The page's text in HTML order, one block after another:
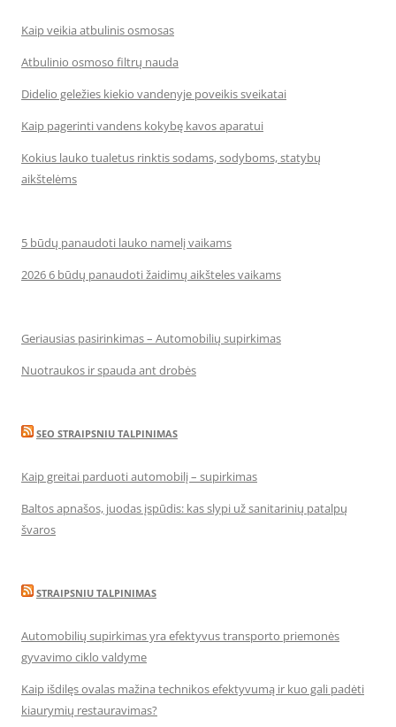
Kaip veikia atbulinis osmosas
Atbulinio osmoso filtrų nauda
Didelio geležies kiekio vandenyje poveikis sveikatai
Kaip pagerinti vandens kokybę kavos aparatui
Kokius lauko tualetus rinktis sodams, sodyboms, statybų
aikštelėms
5 būdų panaudoti lauko namelį vaikams
2026 6 būdų panaudoti žaidimų aikšteles vaikams
Geriausias pasirinkimas – Automobilių supirkimas
Nuotraukos ir spauda ant drobės
SEO STRAIPSNIU TALPINIMAS
Kaip greitai parduoti automobilį – supirkimas
Baltos apnašos, juodas įspūdis: kas slypi už sanitarinių patalpų
švaros
STRAIPSNIU TALPINIMAS
Automobilių supirkimas yra efektyvus transporto priemonės
gyvavimo ciklo valdyme
Kaip išdilęs ovalas mažina technikos efektyvumą ir kuo gali padėti
kiaurymių restauravimas?